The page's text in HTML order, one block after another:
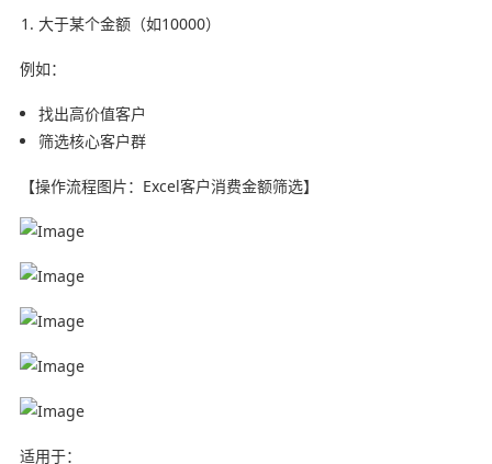
大于某个金额（如10000）
例如：
找出高价值客户
筛选核心客户群
【操作流程图片：Excel客户消费金额筛选】
适用于：